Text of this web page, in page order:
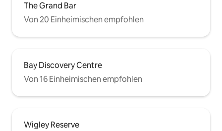
The Grand Bar
Von 20 Einheimischen empfohlen
Bay Discovery Centre
Von 16 Einheimischen empfohlen
Wigley Reserve